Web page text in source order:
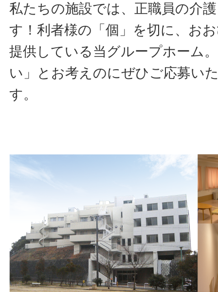
私たちの施設では、正職員の介
す！利者様の「個」を切に、お
提供している当グループホーム
い」とお考えのにぜひご応募い
す。